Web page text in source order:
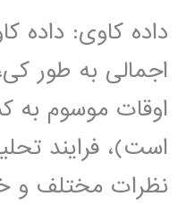
داده کاوی: داده
اجمالی به طور
اوقات موسوم به
است)، فرایند
نظرات مختلف و